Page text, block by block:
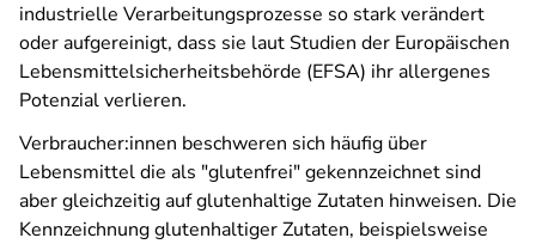
industrielle Verarbeitungsprozesse so stark verändert
oder aufgereinigt, dass sie laut Studien der Europäischen
Lebensmittelsicherheitsbehörde (EFSA) ihr allergenes
Potenzial verlieren.
Verbraucher:innen beschweren sich häufig über
Lebensmittel die als "glutenfrei" gekennzeichnet sind
aber gleichzeitig auf glutenhaltige Zutaten hinweisen. Die
Kennzeichnung glutenhaltiger Zutaten, beispielsweise